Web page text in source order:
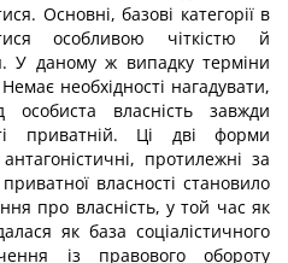
Основні, базові категорії в
особливою чіткістю й
У даному ж випадку терміни
необхідності нагадувати,
власність завжди
приватній. Ці дві форми
протилежні за
власності становило
про власність, у той час як
як база соціалістичного
із правового обороту